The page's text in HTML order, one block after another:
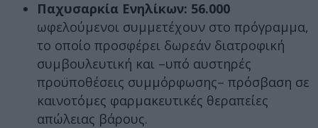
Παχυσαρκία Ενηλίκων: 56.000
ωφελούμενοι συμμετέχουν στο πρόγραμμα,
το οποίο προσφέρει δωρεάν διατροφική
συμβουλευτική και –υπό αυστηρές
προϋποθέσεις συμμόρφωσης– πρόσβαση σε
καινοτόμες φαρμακευτικές θεραπείες
απώλειας βάρους.